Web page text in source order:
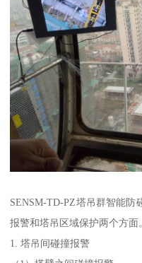
SENSM-TD-PZ塔吊群智能
报警和塔吊区域保护两个方面
1. 塔吊间碰撞报警